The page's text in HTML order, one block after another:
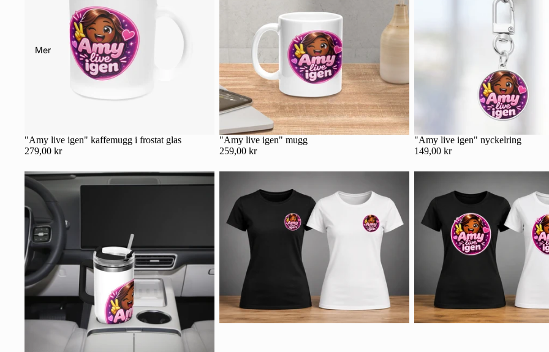
Mer
"Amy live igen" kaffemugg i frostat glas
279,00 kr
"Amy live igen" mugg
259,00 kr
"Amy live igen" nyckelring
149,00 kr